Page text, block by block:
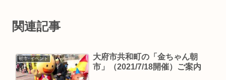
関連記事
朝市･イベント
大府市共和町の「金ちゃん朝
市」（2021/7/18開催）ご案内